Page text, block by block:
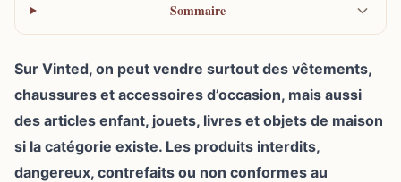
Sommaire
Sur Vinted, on peut vendre surtout des vêtements,
chaussures et accessoires d’occasion, mais aussi
des articles enfant, jouets, livres et objets de maison
si la catégorie existe. Les produits interdits,
dangereux, contrefaits ou non conformes au